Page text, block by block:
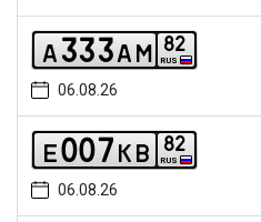
a333a m RUS
82
06.08.26
e007kb RUS
82
06.08.26